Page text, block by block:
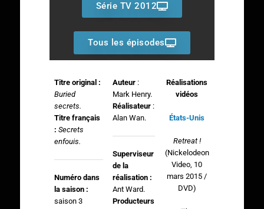
Série TV 2012
Tous les épisodes
Titre original :
Buried
secrets.
Titre français
: Secrets
enfouis.
Numéro dans
la saison :
saison 3
Auteur :
Mark Henry.
Réalisateur:
Alan Wan.
Superviseur
de la
réalisation :
Ant Ward.
Producteurs
Réalisations
vidéos
États-Unis
Retreat !
(Nickelodeon
Video, 10
mars 2015 /
DVD)